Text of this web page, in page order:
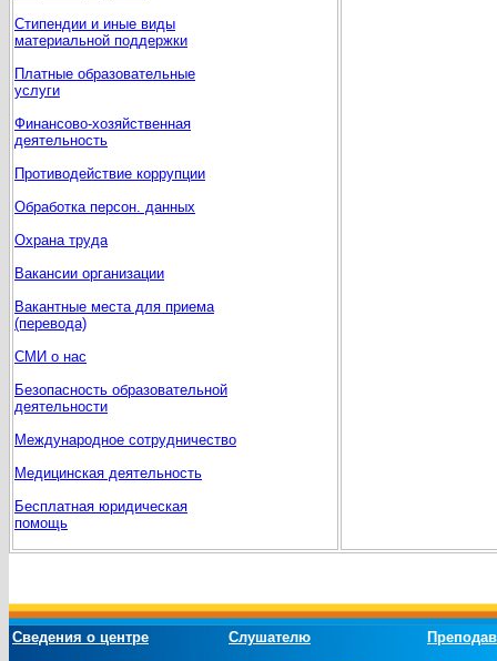
Стипендии и иные виды
материальной поддержки
Платные образовательные
услуги
Финансово-хозяйственная
деятельность
Противодействие коррупции
Обработка персон. данных
Охрана труда
Вакансии организации
Вакантные места для приема
(перевода)
СМИ о нас
Безопасность образовательной
деятельности
Международное сотрудничество
Медицинская деятельность
Бесплатная юридическая
помощь
Сведения о центре
Слушателю